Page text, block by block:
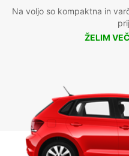
Na voljo so kompaktna in
ŽELIM